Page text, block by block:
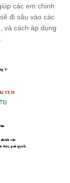
các em chinh
đi sâu vào các
, và cách áp dụng